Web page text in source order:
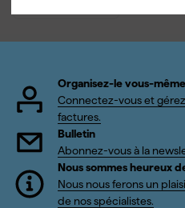
Organisez-le vous-même
Connectez-vous et
factures.
Bulletin
Abonnez-vous à la
Nous sommes heureux
Nous nous ferons un
de nos spécialistes.